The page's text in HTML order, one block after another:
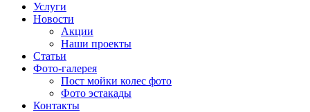
Услуги
Новости
Акции
Наши проекты
Статьи
Фото-галерея
Пост мойки колес фото
Фото эстакады
Контакты